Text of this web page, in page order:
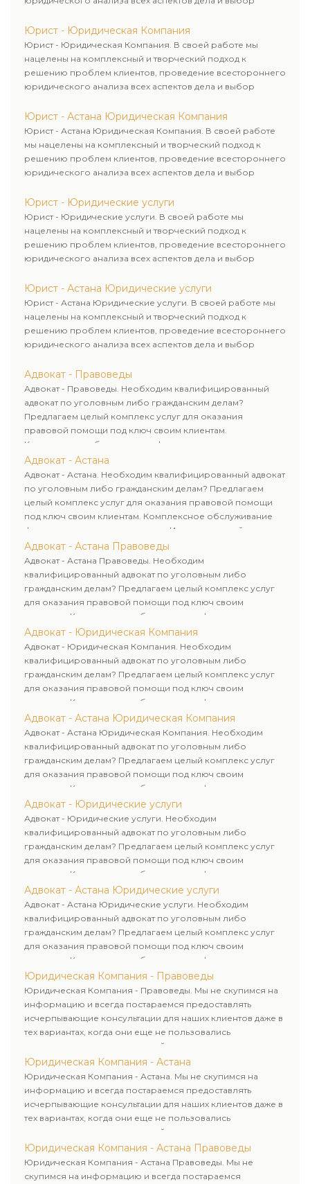
Юрист - Юридическая Компания
Юрист - Юридическая Компания. В своей работе мы
нацелены на комплексный и творческий подход к
решению проблем клиентов, проведение всестороннего
юридического анализа всех аспектов дела и выбор
Юрист - Астана Юридическая Компания
Юрист - Астана Юридическая Компания. В своей работе
мы нацелены на комплексный и творческий подход к
решению проблем клиентов, проведение всестороннего
юридического анализа всех аспектов дела и выбор
Юрист - Юридические услуги
Юрист - Юридические услуги. В своей работе мы
нацелены на комплексный и творческий подход к
решению проблем клиентов, проведение всестороннего
юридического анализа всех аспектов дела и выбор
Юрист - Астана Юридические услуги
Юрист - Астана Юридические услуги. В своей работе мы
нацелены на комплексный и творческий подход к
решению проблем клиентов, проведение всестороннего
юридического анализа всех аспектов дела и выбор
Адвокат - Правоведы
Адвокат - Правоведы. Необходим квалифицированный
адвокат по уголовным либо гражданским делам?
Предлагаем целый комплекс услуг для оказания
правовой помощи под ключ своим клиентам.
Комплексное обслуживание физических и юридических
лиц. Индивидуальный подход к каждому клиенту.
Адвокат - Астана
Адвокат - Астана. Необходим квалифицированный адвокат
по уголовным либо гражданским делам? Предлагаем
целый комплекс услуг для оказания правовой помощи
под ключ своим клиентам. Комплексное обслуживание
физических и юридических лиц. Индивидуальный подход к
каждому клиенту.
Адвокат - Астана Правоведы
Адвокат - Астана Правоведы. Необходим
квалифицированный адвокат по уголовным либо
гражданским делам? Предлагаем целый комплекс услуг
для оказания правовой помощи под ключ своим
клиентам. Комплексное обслуживание физических и
юридических лиц. Индивидуальный подход к каждому
клиенту.
Адвокат - Юридическая Компания
Адвокат - Юридическая Компания. Необходим
квалифицированный адвокат по уголовным либо
гражданским делам? Предлагаем целый комплекс услуг
для оказания правовой помощи под ключ своим
клиентам. Комплексное обслуживание физических и
юридических лиц. Индивидуальный подход к каждому
клиенту.
Адвокат - Астана Юридическая Компания
Адвокат - Астана Юридическая Компания. Необходим
квалифицированный адвокат по уголовным либо
гражданским делам? Предлагаем целый комплекс услуг
для оказания правовой помощи под ключ своим
клиентам. Комплексное обслуживание физических и
юридических лиц. Индивидуальный подход к каждому
клиенту.
Адвокат - Юридические услуги
Адвокат - Юридические услуги. Необходим
квалифицированный адвокат по уголовным либо
гражданским делам? Предлагаем целый комплекс услуг
для оказания правовой помощи под ключ своим
клиентам. Комплексное обслуживание физических и
юридических лиц. Индивидуальный подход к каждому
клиенту.
Адвокат - Астана Юридические услуги
Адвокат - Астана Юридические услуги. Необходим
квалифицированный адвокат по уголовным либо
гражданским делам? Предлагаем целый комплекс услуг
для оказания правовой помощи под ключ своим
клиентам. Комплексное обслуживание физических и
юридических лиц. Индивидуальный подход к каждому
клиенту.
Юридическая Компания - Правоведы
Юридическая Компания - Правоведы. Мы не скупимся на
информацию и всегда постараемся предоставлять
исчерпывающие консультации для наших клиентов даже в
тех вариантах, когда они еще не пользовались
юридическими услугами нашей компании.
Юридическая Компания - Астана
Юридическая Компания - Астана. Мы не скупимся на
информацию и всегда постараемся предоставлять
исчерпывающие консультации для наших клиентов даже в
тех вариантах, когда они еще не пользовались
юридическими услугами нашей компании.
Юридическая Компания - Астана Правоведы
Юридическая Компания - Астана Правоведы. Мы не
скупимся на информацию и всегда постараемся